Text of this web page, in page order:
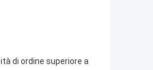
di ordine superiore a